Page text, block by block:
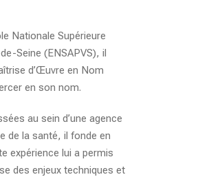
Nationale Supérieure
Seine (ENSAPVS), il
d’Œuvre en Nom
en son nom.
au sein d’une agence
de la santé, il fonde en
expérience lui a permis
des enjeux techniques et